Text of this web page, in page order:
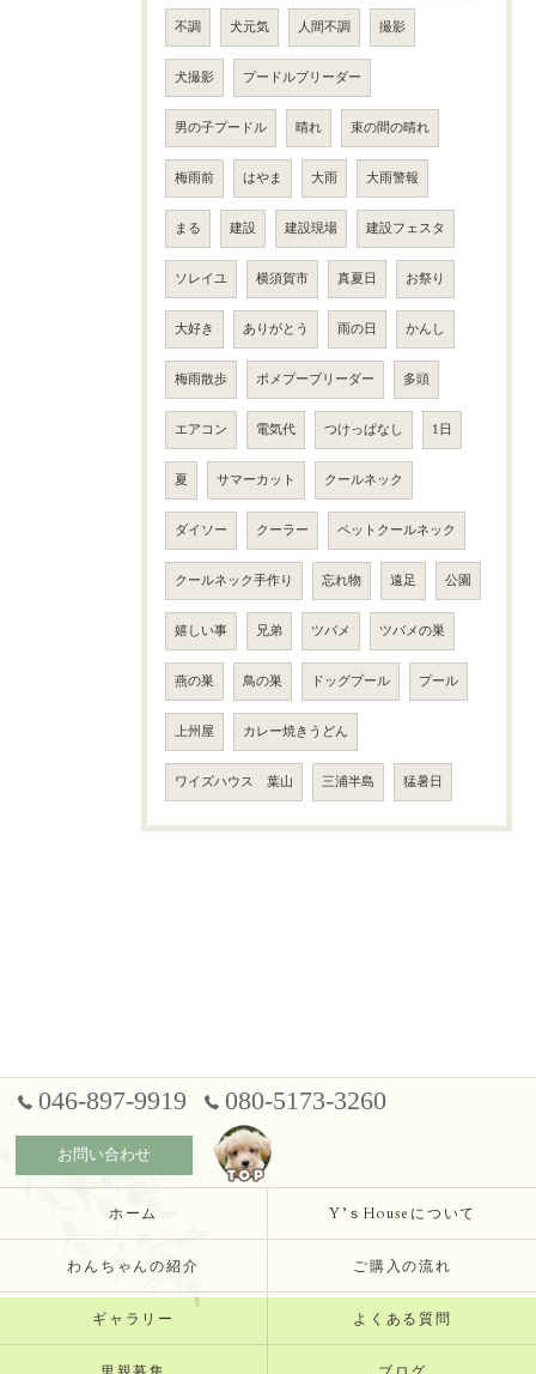
不調 犬元気 人間不調 撮影
犬撮影 プードルブリーダー
男の子プードル 晴れ 束の間の晴れ
梅雨前 はやま 大雨 大雨警報
まる 建設 建設現場 建設フェスタ
ソレイユ 横須賀市 真夏日 お祭り
大好き ありがとう 雨の日 かんし
梅雨散歩 ポメプーブリーダー 多頭
エアコン 電気代 つけっぱなし 1日
夏 サマーカット クールネック
ダイソー クーラー ペットクールネック
クールネック手作り 忘れ物 遠足 公園
嬉しい事 兄弟 ツバメ ツバメの巣
燕の巣 鳥の巣 ドッグプール プール
上州屋 カレー焼きうどん
ワイズハウス 葉山 三浦半島 猛暑日
046-897-9919 080-5173-3260
お問い合わせ
ホーム Y’ｓHouseについて
わんちゃんの紹介 ご購入の流れ
ギャラリー よくある質問